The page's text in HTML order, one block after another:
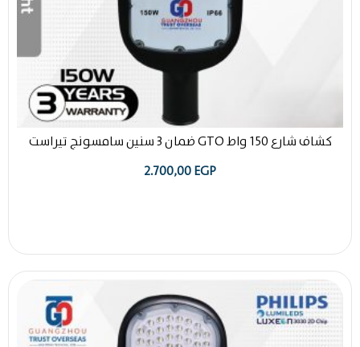
كشاف شارع 150 واط GTO ضمان 3 سنين سامسونج تيراست
2.700,00EGP